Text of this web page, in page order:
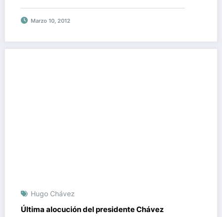
mundo (+video)
Marzo 10, 2012
Hugo Chávez
Última alocución del presidente Chávez